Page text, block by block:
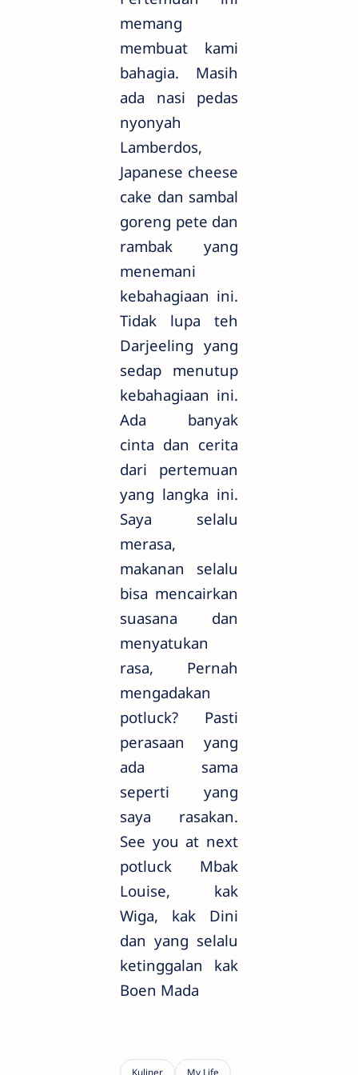
memang
membuat kami
bahagia. Masih
ada nasi pedas
nyonyah
Lamberdos,
Japanese cheese
cake dan sambal
goreng pete dan
rambak yang
menemani
kebahagiaan ini.
Tidak lupa teh
Darjeeling yang
sedap menutup
kebahagiaan ini.
Ada banyak
cinta dan cerita
dari pertemuan
yang langka ini.
Saya selalu
merasa,
makanan selalu
bisa mencairkan
suasana dan
menyatukan
rasa, Pernah
mengadakan
potluck? Pasti
perasaan yang
ada sama
seperti yang
saya rasakan.
See you at next
potluck Mbak
Louise, kak
Wiga, kak Dini
dan yang selalu
ketinggalan kak
Boen Mada